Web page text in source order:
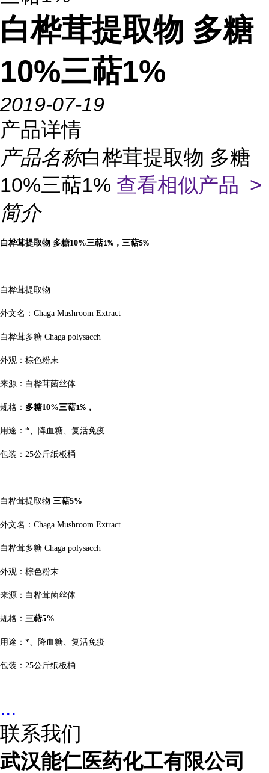
白桦茸提取物 多糖
10%三萜1%
2019-07-19
产品详情
产品名称白桦茸提取物 多糖
10%三萜1% 查看相似产品 >
简介
白桦茸提取物 多糖10%三萜1% ，三萜5%
白桦茸提取物
外文名： Chaga Mushroom Extract
白桦茸多糖 Chaga polysacch
外观：棕色粉末
来源： 白桦茸菌丝体
规格： 多糖10%三萜1% ，
用途：*、降血糖、复活免疫
包装： 25公斤纸板桶
白桦茸提取物 三萜5%
外文名： Chaga Mushroom Extract
白桦茸多糖 Chaga polysacch
外观：棕色粉末
来源： 白桦茸菌丝体
规格： 三萜5%
用途：*、降血糖、复活免疫
包装： 25公斤纸板桶
...
联系我们
武汉能仁医药化工有限公司